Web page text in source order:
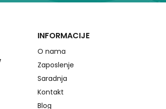
INFORMACIJE
O nama
Zaposlenje
Saradnja
Kontakt
Blog